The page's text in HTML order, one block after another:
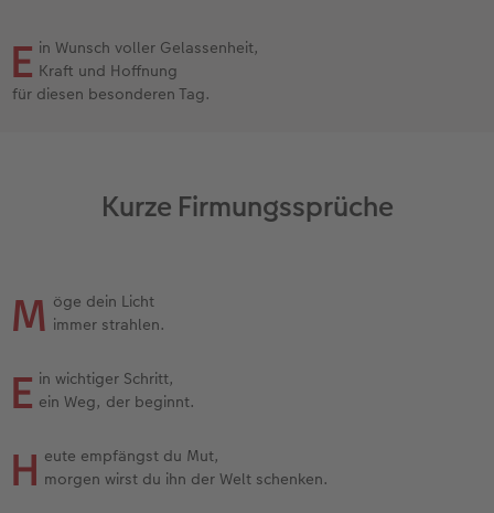
E in Wunsch voller Gelassenheit,
Kraft und Hoffnung
für diesen besonderen Tag.
Kurze Firmungssprüche
M öge dein Licht
immer strahlen.
E in wichtiger Schritt,
ein Weg, der beginnt.
H eute empfängst du Mut,
morgen wirst du ihn der Welt schenken.